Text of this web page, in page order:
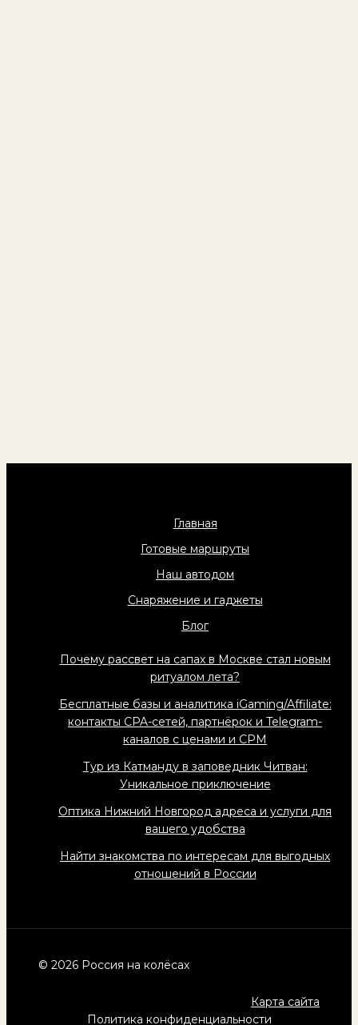
Главная
Готовые маршруты
Наш автодом
Снаряжение и гаджеты
Блог
Почему рассвет на сапах в Москве стал новым
ритуалом лета?
Бесплатные базы и аналитика iGaming/Affiliate:
контакты CPA-сетей, партнёрок и Telegram-
каналов с ценами и CPM
Тур из Катманду в заповедник Читван:
Уникальное приключение
Оптика Нижний Новгород адреса и услуги для
вашего удобства
Найти знакомства по интересам для выгодных
отношений в России
© 2026 Россия на колёсах
Карта сайта
Политика конфиденциальности